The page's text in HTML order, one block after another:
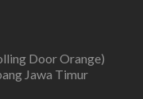
Door Orange)
Jawa Timur